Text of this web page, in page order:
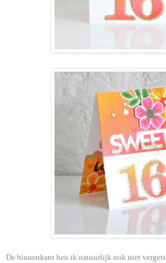
De binnenkant ben ik natuurlijk ook niet